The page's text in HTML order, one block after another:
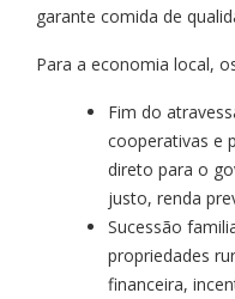
garante comida de
Para a economia local,
​Fim do
cooperativas e
direto para o
justo, renda
​Sucessão
propriedades
financeira,